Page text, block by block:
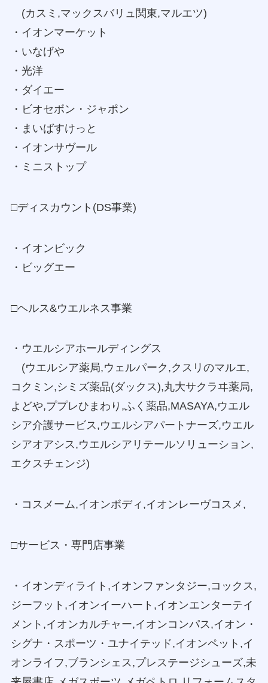
(カスミ,マックスバリュ関東,マルエツ)
・イオンマーケット
・いなげや
・光洋
・ダイエー
・ビオセボン・ジャポン
・まいばすけっと
・イオンサヴール
・ミニストップ
□ディスカウント(DS事業)
・イオンビック
・ビッグエー
□ヘルス&ウエルネス事業
・ウエルシアホールディングス
(ウエルシア薬局,ウェルパーク,クスリのマルエ,
コクミン,シミズ薬品(ダックス),丸大サクラヰ薬局,
よどや,ププレひまわり,ふく薬品,MASAYA,ウエル
シア介護サービス,ウエルシアパートナーズ,ウエル
シアオアシス,ウエルシアリテールソリューション,
エクスチェンジ)
・コスメーム,イオンボディ,イオンレーヴコスメ,
□サービス・専門店事業
・イオンディライト,イオンファンタジー,コックス,
ジーフット,イオンイーハート,イオンエンターテイ
メント,イオンカルチャー,イオンコンパス,イオン・
シグナ・スポーツ・ユナイテッド,イオンペット,イ
オンライフ,ブランシェス,プレステージシューズ,未